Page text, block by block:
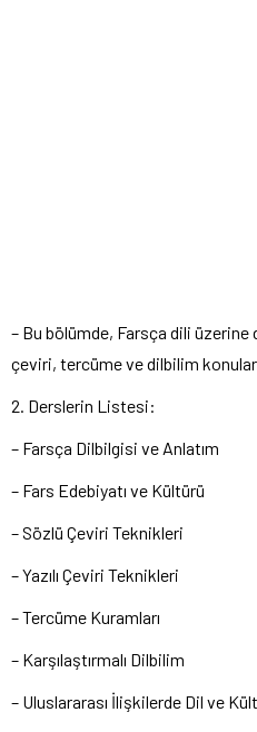
– Bu bölümde, Farsça dili üzerine
çeviri, tercüme ve dilbilim
2. Derslerin Listesi:
– Farsça Dilbilgisi ve Anlatım
– Fars Edebiyatı ve Kültürü
– Sözlü Çeviri Teknikleri
– Yazılı Çeviri Teknikleri
– Tercüme Kuramları
– Karşılaştırmalı Dilbilim
– Uluslararası İlişkilerde Dil ve